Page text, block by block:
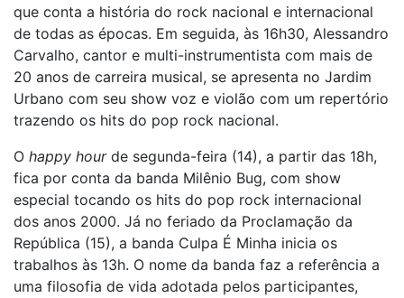
que conta a história do rock nacional e internacional
de todas as épocas. Em seguida, às 16h30, Alessandro
Carvalho, cantor e multi-instrumentista com mais de
20 anos de carreira musical, se apresenta no Jardim
Urbano com seu show voz e violão com um repertório
trazendo os hits do pop rock nacional.
O happy hourde segunda-feira (14), a partir das 18h,
fica por conta da banda Milênio Bug, com show
especial tocando os hits do pop rock internacional
dos anos 2000. Já no feriado da Proclamação da
República (15), a banda Culpa É Minha inicia os
trabalhos às 13h. O nome da banda faz a referência a
uma filosofia de vida adotada pelos participantes,